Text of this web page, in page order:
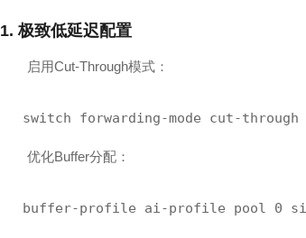
1. 极致低延迟配置
启用Cut-Through模式：
switch forwarding-mode cut-through
优化Buffer分配：
buffer-profile ai-profile pool 0